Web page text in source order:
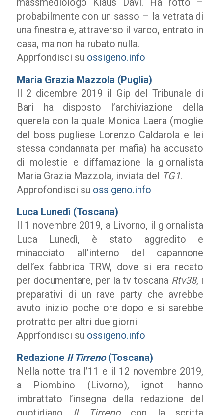
massmediologo Klaus Davi. Ha rotto –
probabilmente con un sasso – la vetrata di
una finestra e, attraverso il varco, entrato in
casa, ma non ha rubato nulla.
Apprfondisci su ossigeno.info
Maria Grazia Mazzola (Puglia)
Il 2 dicembre 2019 il Gip del Tribunale di
Bari ha disposto l’archiviazione della
querela con la quale Monica Laera (moglie
del boss pugliese Lorenzo Caldarola e lei
stessa condannata per mafia) ha accusato
di molestie e diffamazione la giornalista
Maria Grazia Mazzola, inviata del TG1.
Approfondisci su ossigeno.info
Luca Lunedì (Toscana)
Il 1 novembre 2019, a Livorno, il giornalista
Luca Lunedì, è stato aggredito e
minacciato all’interno del capannone
dell’ex fabbrica TRW, dove si era recato
per documentare, per la tv toscana Rtv38, i
preparativi di un rave party che avrebbe
avuto inizio poche ore dopo e si sarebbe
protratto per altri due giorni.
Apprfondisci su ossigeno.info
Redazione Il Tirreno(Toscana)
Nella notte tra l’11 e il 12 novembre 2019,
a Piombino (Livorno), ignoti hanno
imbrattato l’insegna della redazione del
quotidiano Il Tirrenocon la scritta